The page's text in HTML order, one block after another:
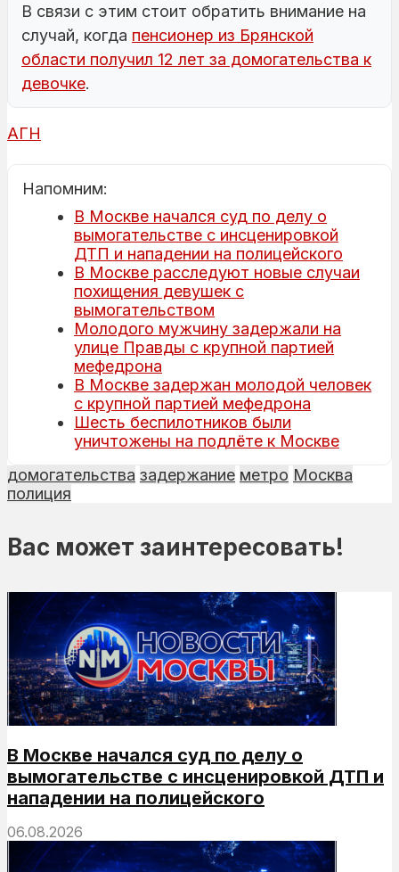
В связи с этим стоит обратить внимание на
случай, когда пенсионер из Брянской
области получил 12 лет за домогательства к
девочке.
АГН
Напомним:
В Москве начался суд по делу о
вымогательстве с инсценировкой
ДТП и нападении на полицейского
В Москве расследуют новые случаи
похищения девушек с
вымогательством
Молодого мужчину задержали на
улице Правды с крупной партией
мефедрона
В Москве задержан молодой человек
с крупной партией мефедрона
Шесть беспилотников были
уничтожены на подлёте к Москве
домогательства задержание метро Москва
полиция
Вас может заинтересовать!
В Москве начался суд по делу о
вымогательстве с инсценировкой ДТП и
нападении на полицейского
06.08.2026